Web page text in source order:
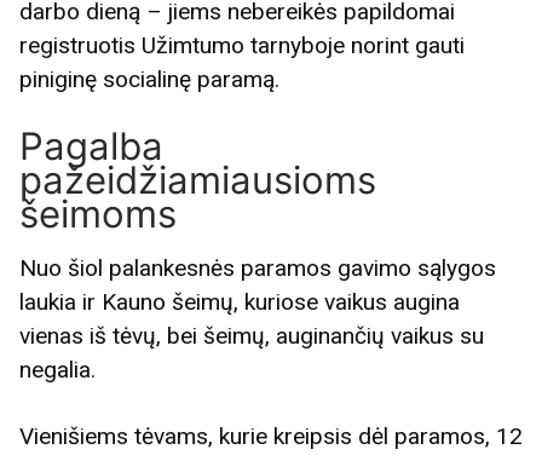
darbo dieną – jiems nebereikės papildomai
registruotis Užimtumo tarnyboje norint gauti
piniginę socialinę paramą.
Pagalba
pažeidžiamiausioms
šeimoms
Nuo šiol palankesnės paramos gavimo sąlygos
laukia ir Kauno šeimų, kuriose vaikus augina
vienas iš tėvų, bei šeimų, auginančių vaikus su
negalia.
Vienišiems tėvams, kurie kreipsis dėl paramos, 12